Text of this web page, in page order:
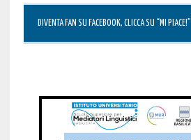
DIVENTA FAN SU FACEBOOK, CLICCA SU “MI PIACE!”